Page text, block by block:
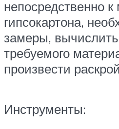
непосредственно
гипсокартона,
замеры,
требуемого
произвести
Инструменты: